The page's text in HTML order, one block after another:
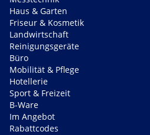
Haus & Garten
Friseur & Kosmetik
Landwirtschaft
Reinigungsgeräte
Büro
Mobilität & Pflege
Hotellerie
Sport & Freizeit
B-Ware
Im Angebot
Rabattcodes